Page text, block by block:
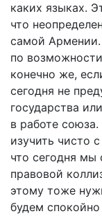
каких языках.
что
самой
по
конечно же,
сегодня не
государства
в работе
изучить чисто
что сегодня мы
правовой
этому тоже
будем спокойно